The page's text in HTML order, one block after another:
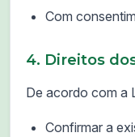
Com
4. Direitos
De acordo com a
Confirmar a